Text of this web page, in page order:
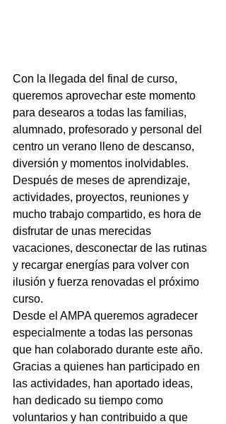
Con la llegada del final de curso,
queremos aprovechar este momento
para desearos a todas las familias,
alumnado, profesorado y personal del
centro un verano lleno de descanso,
diversión y momentos inolvidables.
Después de meses de aprendizaje,
actividades, proyectos, reuniones y
mucho trabajo compartido, es hora de
disfrutar de unas merecidas
vacaciones, desconectar de las rutinas
y recargar energías para volver con
ilusión y fuerza renovadas el próximo
curso.
Desde el AMPA queremos agradecer
especialmente a todas las personas
que han colaborado durante este año.
Gracias a quienes han participado en
las actividades, han aportado ideas,
han dedicado su tiempo como
voluntarios y han contribuido a que